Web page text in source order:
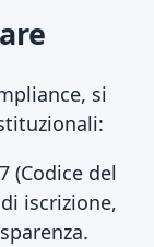
si
(Codice del
iscrizione,